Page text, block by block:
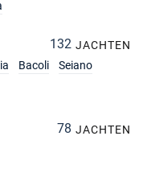
132 JACHTEN
Bacoli
Seiano
78 JACHTEN